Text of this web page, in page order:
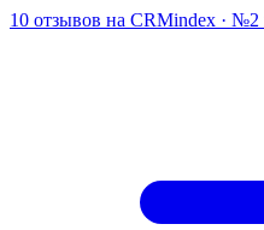
10 отзывов на CRMindex ·